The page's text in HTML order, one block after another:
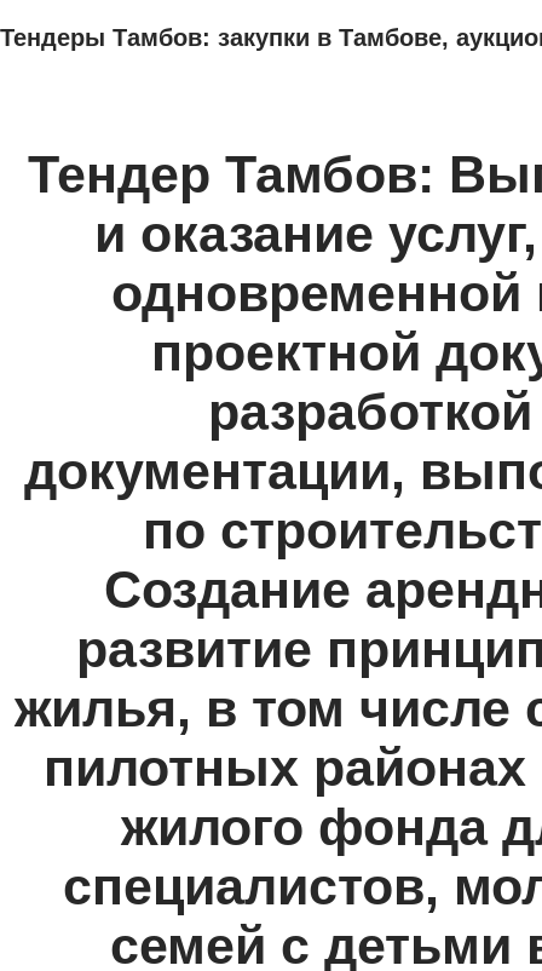
Тендеры Тамбов: закупки в Тамбове,
Тендер Тамбов:
и оказание
одновременной
проектной
документации,
по
Создание
развитие
жилья, в том числе
пилотных районах
жилого фонда
специалистов,
семей с детьми